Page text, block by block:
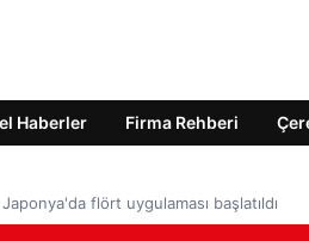
Haberler Firma Rehberi
flört uygulaması başlatıldı